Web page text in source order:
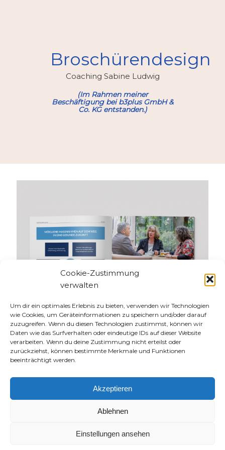
Cookie-Zustimmung
verwalten
Um dir ein optimales Erlebnis zu bieten, verwenden wir Technologien
wie Cookies, um Geräteinformationen zu speichern und/oder darauf
zuzugreifen. Wenn du diesen Technologien zustimmst, können wir
Daten wie das Surfverhalten oder eindeutige IDs auf dieser Website
verarbeiten. Wenn du deine Zustimmung nicht erteilst oder
zurückziehst, können bestimmte Merkmale und Funktionen
beeinträchtigt werden.
Akzeptieren
Ablehnen
Einstellungen ansehen
Broschürendesign
Coaching Sabine Ludwig
(Im Rahmen meiner
Beschäftigung bei b3plus GmbH &
Co. KG entstanden.)
Zurück zum Lebenslauf